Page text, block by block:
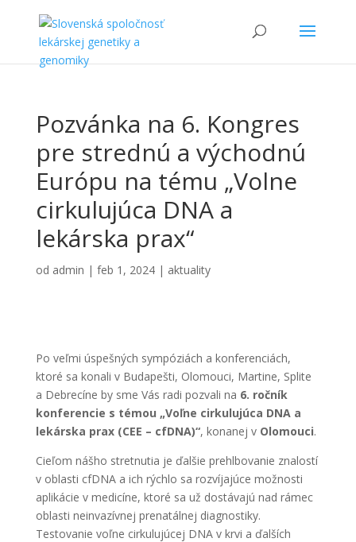
Pozvánka na 6. Kongres
pre strednú a východnú
Európu na tému „Volne
cirkulujúca DNA a
lekárska prax“
od admin | feb 1, 2024| aktuality
Po veľmi úspešných sympóziách a konferenciách,
ktoré sa konali v Budapešti, Olomouci, Martine, Splite
a Debrecíne by sme Vás radi pozvali na 6. ročník
konferencie s témou „Voľne cirkulujúca DNA a
lekárska prax (CEE – cfDNA)“, konanej v Olomouci.
Cieľom nášho stretnutia je ďalšie prehlbovanie znalostí
v oblasti cfDNA a ich rýchlo sa rozvíjajúce možnosti
aplikácie v medicíne, ktoré sa už dostávajú nad rámec
oblasti neinvazívnej prenatálnej diagnostiky.
Testovanie voľne cirkulujúcej DNA v krvi a ďalších